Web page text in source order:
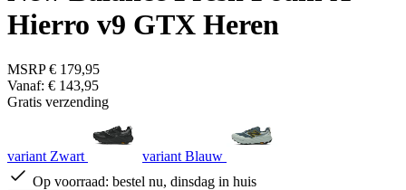
Hierro v9 GTX Heren
MSRP € 179,95
Vanaf: € 143,95
Gratis verzending
variant Zwart
variant Blauw
Op voorraad: bestel nu, dinsdag in huis